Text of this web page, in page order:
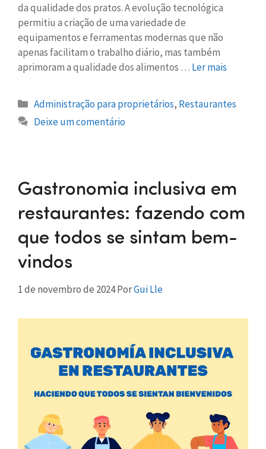
da qualidade dos pratos. A evolução tecnológica
permitiu a criação de uma variedade de
equipamentos e ferramentas modernas que não
apenas facilitam o trabalho diário, mas também
aprimoram a qualidade dos alimentos … Ler mais
Administração para proprietários, Restaurantes
Deixe um comentário
Gastronomia inclusiva em
restaurantes: fazendo com
que todos se sintam bem-
vindos
1 de novembro de 2024PorGui Lle